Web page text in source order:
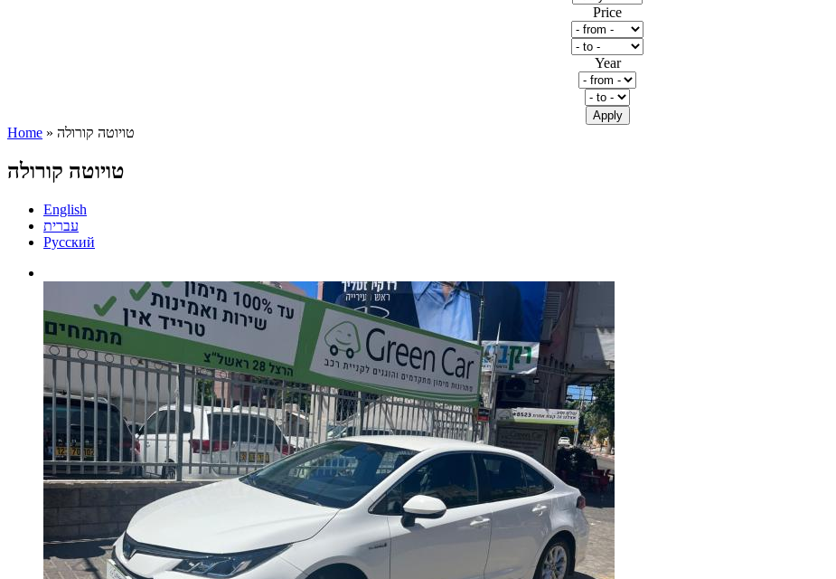
Price
Year
You are here
Home » טויוטה קורולה
טויוטה קורולה
English
עברית
Русский